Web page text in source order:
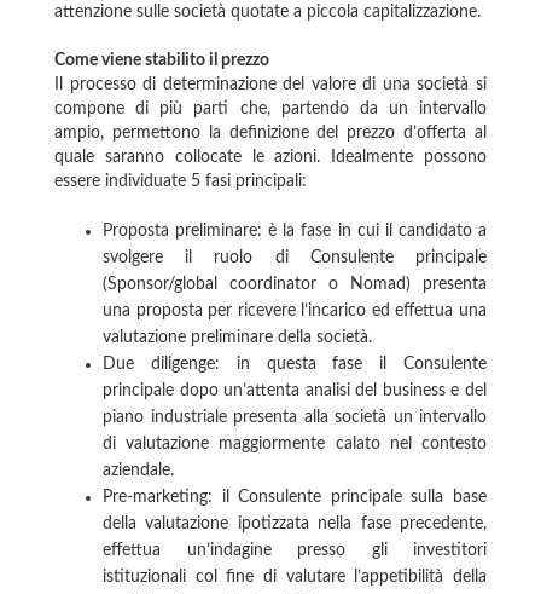
attenzione sulle società quotate a piccola capitalizzazione.
Come viene stabilito il prezzo
Il processo di determinazione del valore di una società si
compone di più parti che, partendo da un intervallo
ampio, permettono la definizione del prezzo d’offerta al
quale saranno collocate le azioni. Idealmente possono
essere individuate 5 fasi principali:
Proposta preliminare: è la fase in cui il candidato a
svolgere il ruolo di Consulente principale
(Sponsor/global coordinator o Nomad) presenta
una proposta per ricevere l’incarico ed effettua una
valutazione preliminare della società.
Due diligenge: in questa fase il Consulente
principale dopo un’attenta analisi del business e del
piano industriale presenta alla società un intervallo
di valutazione maggiormente calato nel contesto
aziendale.
Pre-marketing: il Consulente principale sulla base
della valutazione ipotizzata nella fase precedente,
effettua un’indagine presso gli investitori
istituzionali col fine di valutare l’appetibilità della